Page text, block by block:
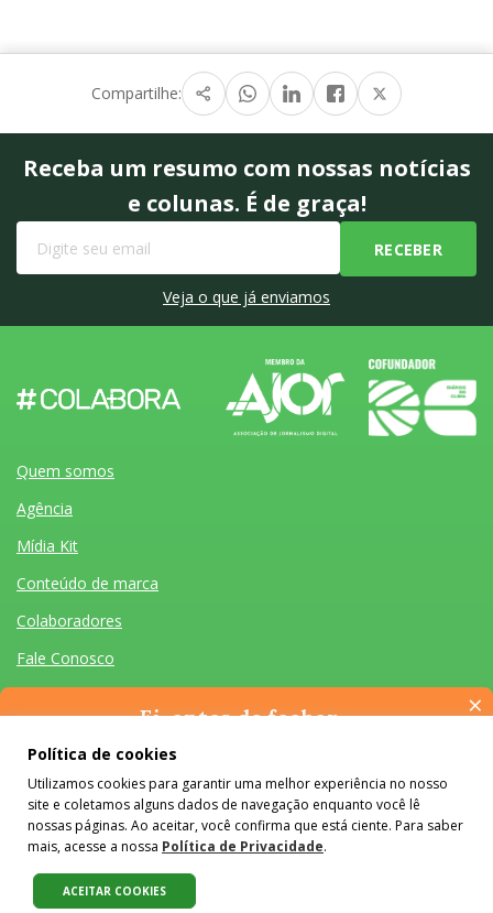
Compartilhe:
Receba um resumo com nossas notícias
e colunas. É de graça!
Veja o que já enviamos
Quem somos
Agência
Mídia Kit
Conteúdo de marca
Colaboradores
Fale Conosco
Quem somos Agência Mídia Kit Conteúdo de marca Colaboradores Fale Conosco
Desenvolvido por Homem Máquina - Todos os Direitos Reservados 2026
O conteúdo do #Colabora é licenciado em Creative Commons e pode
ser reproduzido e compartilhado, desde que mantidos os créditos,
Política de cookies
Utilizamos cookies para garantir uma melhor experiência no nosso
site e coletamos alguns dados de navegação enquanto você lê
nossas páginas. Ao aceitar, você confirma que está ciente. Para saber
mais, acesse a nossa Política de Privacidade.
ACEITAR COOKIES
×
Ei, antes de fechar…
Pense na importância de manter-se informado(a). Quer ter
colunistas e reportagens especiais? Receba a nossa newsletter.
É de graça :)